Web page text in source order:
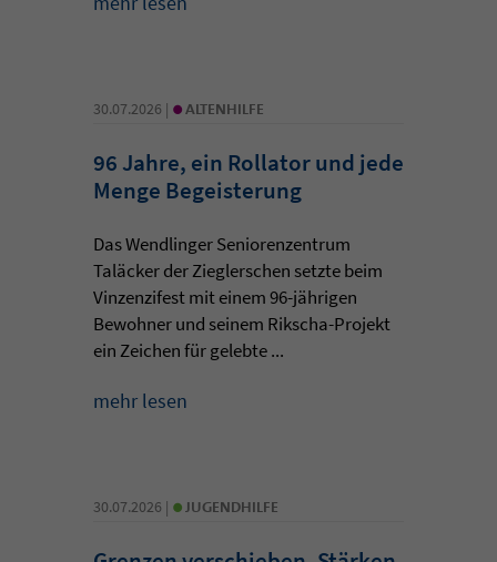
30.07.2026 | • ALTENHILFE
96 Jahre, ein Rollator und jede
Menge Begeisterung
Das Wendlinger Seniorenzentrum
Taläcker der Zieglerschen setzte beim
Vinzenzifest mit einem 96-jährigen
Bewohner und seinem Rikscha-Projekt
ein Zeichen für gelebte ...
mehr lesen
30.07.2026 | • JUGENDHILFE